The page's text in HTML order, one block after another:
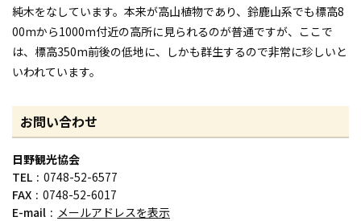
純木をなしています。本来が高山植物であり、鈴鹿山系でも標高8
00mから1000m付近の高所に見られるのが普通ですが、ここで
は、標高350m前後の低地に、しかも群生するので非常に珍しいと
いわれています。
お問い合わせ
日野観光協会
TEL
0748-52-6577
FAX
0748-52-6017
E-mail
メールアドレスを表示